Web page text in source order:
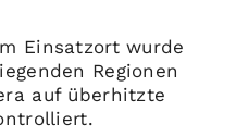
Einsatzort wurde
Regionen
auf überhitzte